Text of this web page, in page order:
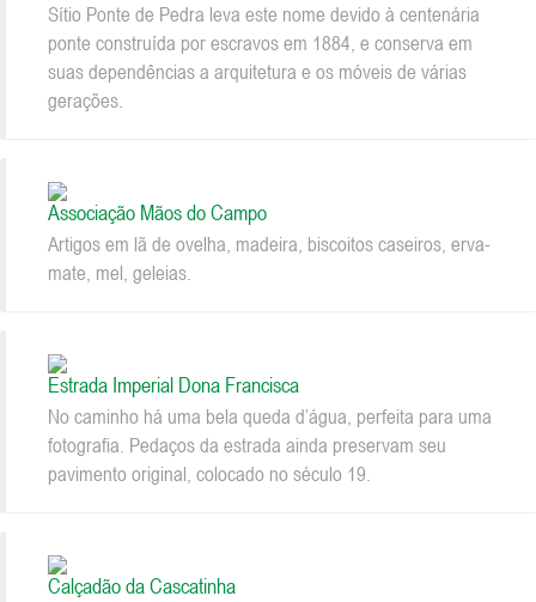
Sítio Ponte de Pedra leva este nome devido à centenária
ponte construída por escravos em 1884, e conserva em
suas dependências a arquitetura e os móveis de várias
gerações.
Associação Mãos do Campo
Artigos em lã de ovelha, madeira, biscoitos caseiros, erva-
mate, mel, geleias.
Estrada Imperial Dona Francisca
No caminho há uma bela queda d’água, perfeita para uma
fotografia. Pedaços da estrada ainda preservam seu
pavimento original, colocado no século 19.
Calçadão da Cascatinha